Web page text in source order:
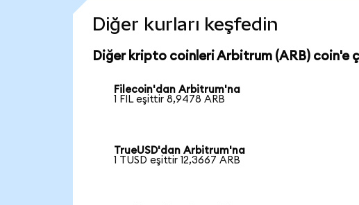
Diğer kurları keşfedin
Diğer kripto coinleri Arbitrum (ARB) coin'e
Filecoin'dan Arbitrum'na
1 FIL eşittir 8,9478 ARB
TrueUSD'dan Arbitrum'na
1 TUSD eşittir 12,3667 ARB